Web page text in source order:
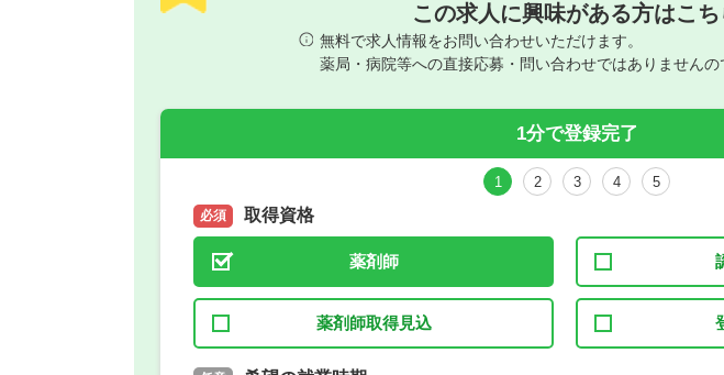
この求人に興味がある方はこち
無料で求人情報をお問い合わせいただけます。
薬局・病院等への直接応募・問い合わせではありませんの
1分で登録完了
1 2 3 4 5
必須 取得資格
薬剤師
薬剤師取得見込